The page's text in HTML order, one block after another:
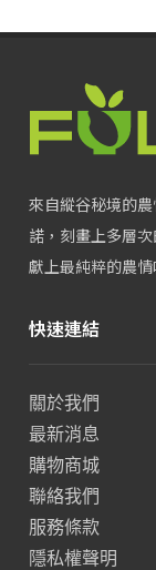
來自縱谷秘境的
諾，刻畫上多層
獻上最純粹的農
快速連結
關於我們
最新消息
購物商城
聯絡我們
服務條款
隱私權聲明